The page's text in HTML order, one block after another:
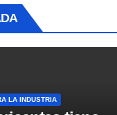
LA INDUSTRIA